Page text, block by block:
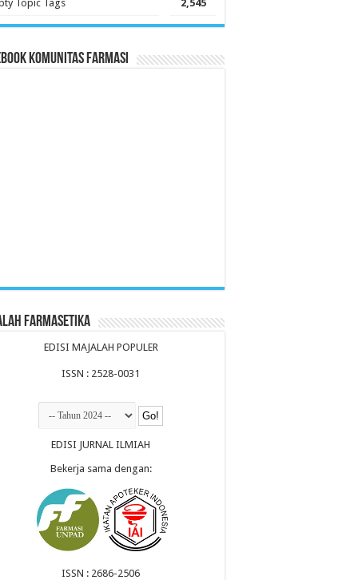
Topic Tags 2,545
Komunitas Farmasi
Farmasetika
EDISI MAJALAH POPULER
ISSN : 2528-0031
EDISI JURNAL ILMIAH
Bekerja sama dengan:
ISSN : 2686-2506